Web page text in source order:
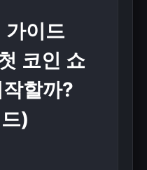
가이드
코인 쇼
할까?
)